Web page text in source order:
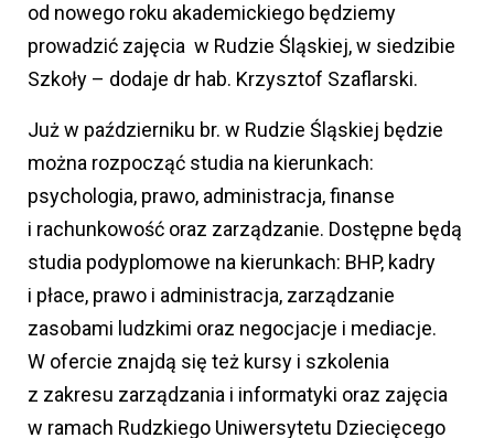
od nowego roku akademickiego będziemy
prowadzić zajęcia w Rudzie Śląskiej, w siedzibie
Szkoły – dodaje dr hab. Krzysztof Szaflarski.
Już w październiku br. w Rudzie Śląskiej będzie
można rozpocząć studia na kierunkach:
psychologia, prawo, administracja, finanse
i rachunkowość oraz zarządzanie. Dostępne będą
studia podyplomowe na kierunkach: BHP, kadry
i płace, prawo i administracja, zarządzanie
zasobami ludzkimi oraz negocjacje i mediacje.
W ofercie znajdą się też kursy i szkolenia
z zakresu zarządzania i informatyki oraz zajęcia
w ramach Rudzkiego Uniwersytetu Dziecięcego